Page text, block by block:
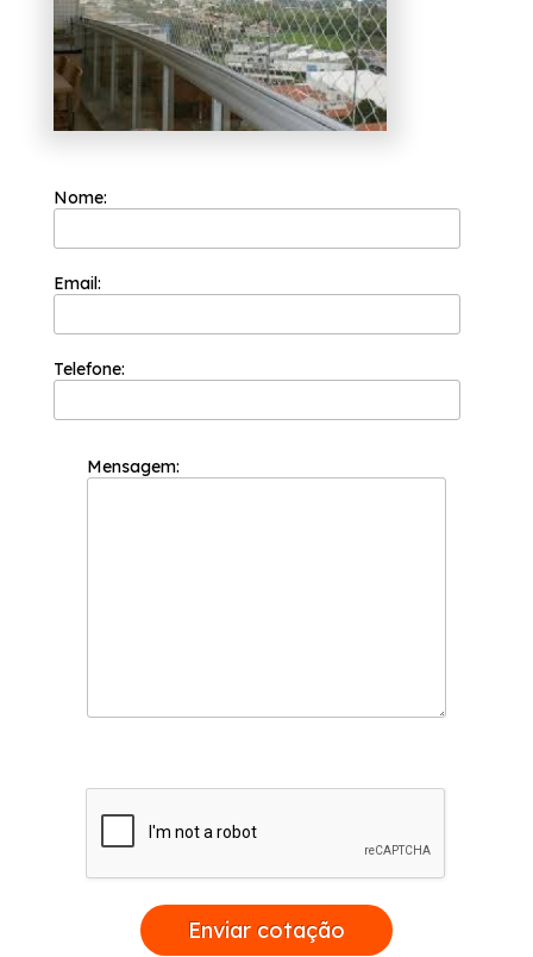
Nome:
Email:
Telefone:
Mensagem:
Enviar cotação